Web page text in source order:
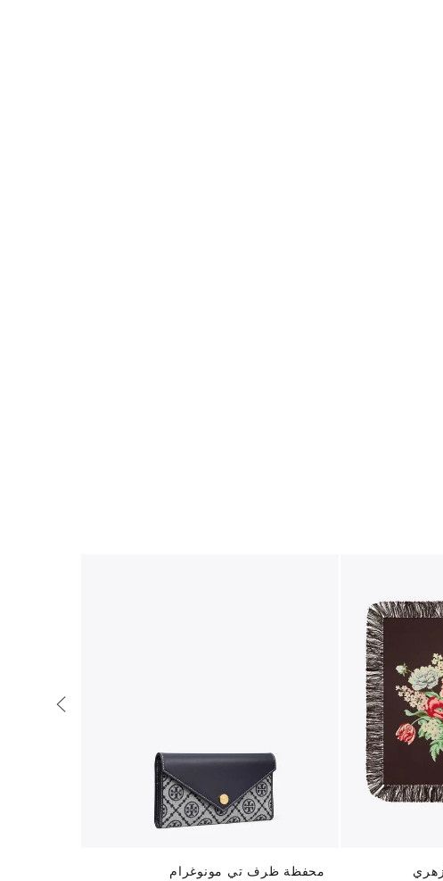
محفظة ظرف تي مونوغرام